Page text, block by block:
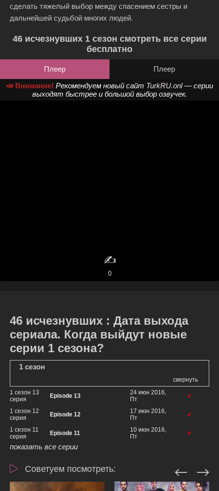
сделать тяжелый выбор между спасением сестры и
дальнейшей судьбой многих людей.
46 исчезнувших 1 сезон смотреть все серии
бесплатно
Плеер
Плеер
📣 Внимание! Рекомендуем новый сайт TurkRU.onl— серии
выходят быстрее и большой выбор озвучек.
✍️
0
46 исчезнувших : Дата выхода
сериала. Когда выйдут новые
серии 1 сезона?
1 сезон
свернуть
1 сезон 13
серия
Episode 13
24 июн 2016,
Пт
✔
1 сезон 12
серия
Episode 12
17 июн 2016,
Пт
✔
1 сезон 11
серия
Episode 11
10 июн 2016,
Пт
✔
показать все серии
Советуем посмотреть: